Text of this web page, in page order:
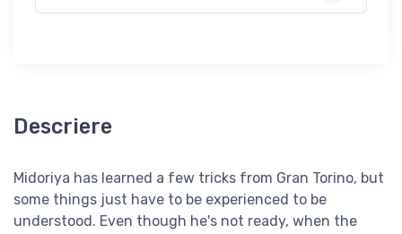
Descriere
Midoriya has learned a few tricks from Gran Torino, but
some things just have to be experienced to be
understood. Even though he's not ready, when the